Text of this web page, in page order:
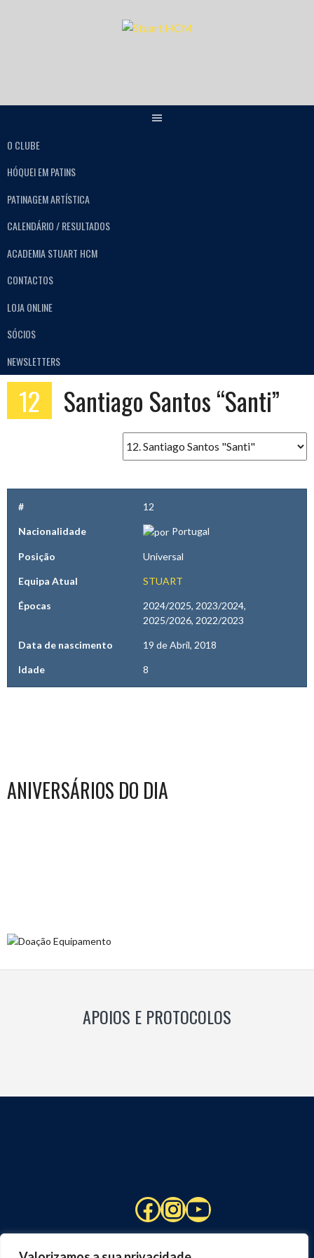
O CLUBE
HÓQUEI EM PATINS
PATINAGEM ARTÍSTICA
CALENDÁRIO / RESULTADOS
ACADEMIA STUART HCM
CONTACTOS
LOJA ONLINE
SÓCIOS
NEWSLETTERS
12 Santiago Santos “Santi”
# 12
Nacionalidade Portugal
Posição Universal
Equipa Atual STUART
Épocas
2024/2025, 2023/2024,
2025/2026, 2022/2023
Data de nascimento 19 de Abril, 2018
Idade 8
ANIVERSÁRIOS DO DIA
APOIOS E PROTOCOLOS
Facebook
Instagram
YouTube